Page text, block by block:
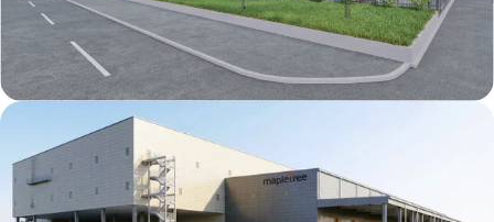
Mapletree Kyoto Logistics Centre